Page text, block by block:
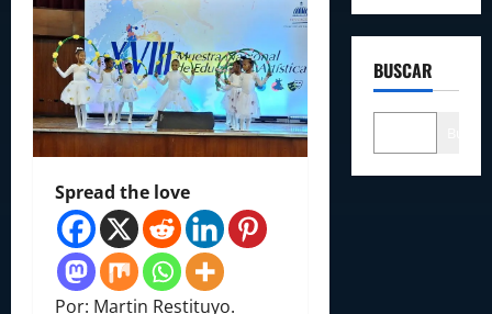
Spread the love
Por: Martin Restituyo.
BUSCAR